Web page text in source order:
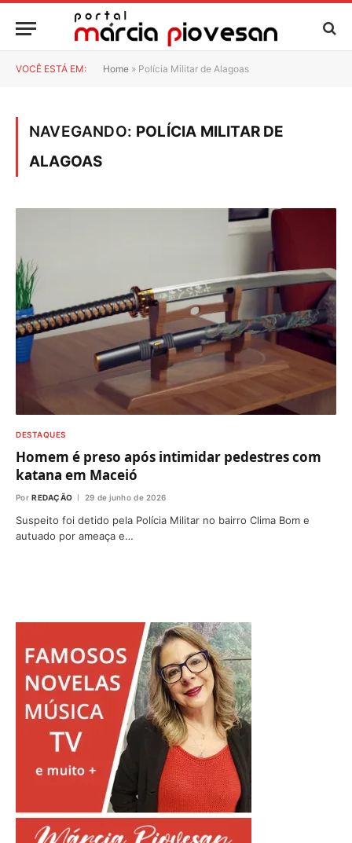
VOCÊ ESTÁ EM: Home » Polícia Militar de Alagoas
NAVEGANDO: POLÍCIA MILITAR DE
ALAGOAS
DESTAQUES
Homem é preso após intimidar pedestres com
katana em Maceió
Por REDAÇÃO 29 de junho de 2026
Suspeito foi detido pela Polícia Militar no bairro Clima Bom e
autuado por ameaça e…